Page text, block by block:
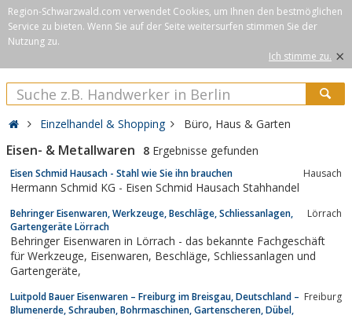
Region-Schwarzwald.com verwendet Cookies, um Ihnen den bestmöglichen
Service zu bieten. Wenn Sie auf der Seite weitersurfen stimmen Sie der
Nutzung zu.
Ich stimme zu. ×
Einzelhandel & Shopping Büro, Haus & Garten
Eisen- & Metallwaren 8 Ergebnisse gefunden
Eisen Schmid Hausach - Stahl wie Sie ihn brauchen Hausach
Hermann Schmid KG - Eisen Schmid Hausach Stahhandel
Behringer Eisenwaren, Werkzeuge, Beschläge, Schliessanlagen,
Gartengeräte Lörrach
Lörrach
Behringer Eisenwaren in Lörrach - das bekannte Fachgeschäft
für Werkzeuge, Eisenwaren, Beschläge, Schliessanlagen und
Gartengeräte,
Luitpold Bauer Eisenwaren – Freiburg im Breisgau, Deutschland –
Blumenerde, Schrauben, Bohrmaschinen, Gartenscheren, Dübel,
Freiburg